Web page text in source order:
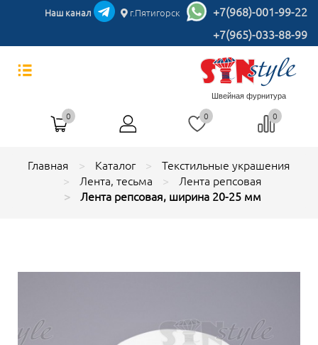
Наш канал г.Пятигорск
+7(968)-001-99-22
+7(965)-033-88-99
Швейная фурнитура
0 0 0
Главная Каталог
Текстильные украшения
Лента, тесьма
Лента репсовая
Лента репсовая, ширина 20-25 мм